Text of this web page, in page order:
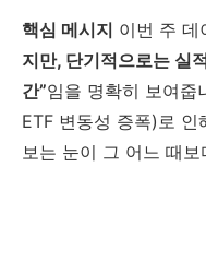
핵심 메시지 이번 주 데
지만, 단기적으로는 실
간”임을 명확히 보여줍
ETF 변동성 증폭)로 인
보는 눈이 그 어느 때